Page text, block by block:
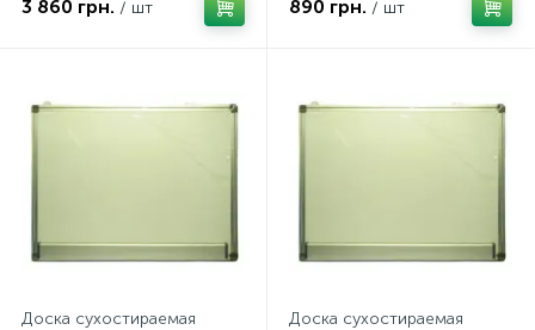
3 860 грн. / шт 890 грн. / шт
Доска сухостираемая
Доска сухостираемая